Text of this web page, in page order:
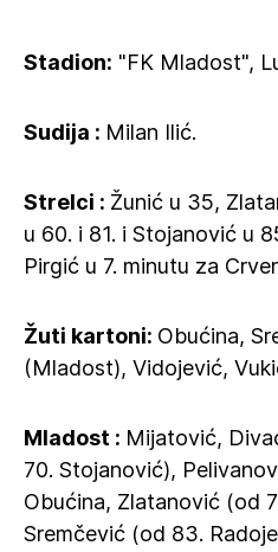
Stadion: "FK Mladost",
Sudija : Milan Ilić.
Strelci : Žunić u 35,
u 60. i 81. i Stojanović u
Pirgić u 7. minutu za
Žuti kartoni: Obućina,
(Mladost), Vidojević,
Mladost : Mijatović,
70. Stojanović),
Obućina, Zlatanović (od
Sremčević (od 83.